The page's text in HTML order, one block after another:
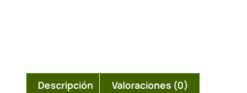
Descripción Valoraciones (0)